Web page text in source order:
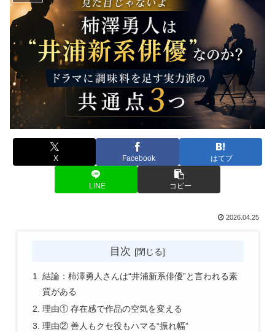
X Facebook はてブ
LINE コピー
2026.04.25
目次
結論：柿澤勇人さんは“井浦新系俳優”と言われる素
質がある
理由① 存在感で作品の空気を変える
理由② 善人もクセ役もハマる“振れ幅”